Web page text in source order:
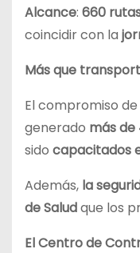
Alcance: 660
coincidir con la
Más que
El compromiso
generado más
sido capacitados
Además, la
de Saludque los
El Centro de